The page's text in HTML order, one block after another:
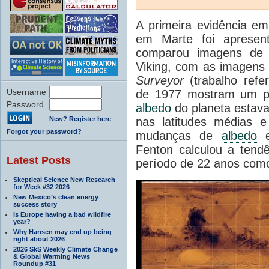
Username
Password
New? Register here
Forgot your password?
Latest Posts
Skeptical Science New Research
for Week #32 2026
New Mexico’s clean energy
success story
Is Europe having a bad wildfire
year?
Why Hansen may end up being
right about 2026
2026 SkS Weekly Climate Change
& Global Warming News
Roundup #31
A primeira evidência
em Marte foi
comparou imagensde
Viking, com as
Surveyor (trabalho
de 1977 mostram um
albedo do planeta
nas latitudes médias
mudanças
de albedo
Fenton calculou a
período de 22 anos